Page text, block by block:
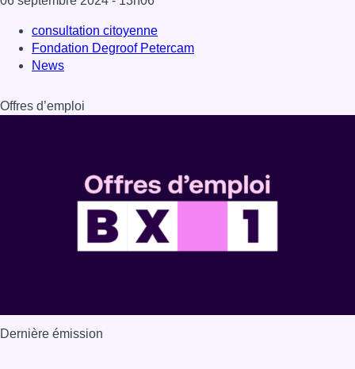
consultation citoyenne
Fondation Degroof Petercam
News
Offres d’emploi
Dernière émission